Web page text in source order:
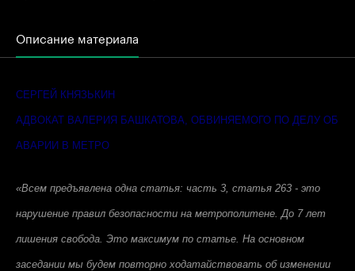
Описание материала
СЕРГЕЙ КНЯЗЬКИН
АДВОКАТ ВАЛЕРИЯ БАШКАТОВА, ОБВИНЯЕМОГО ПО ДЕЛУ ОБ
АВАРИИ В МЕТРО
«Всем предъявлена одна статья: часть 3, статья 263 - это
нарушение правил безопасности на метрополитене. До 7 лет
лишения свобода. Это максимум по статье. На основном
заседании мы будем повторно ходатайствовать об изменении